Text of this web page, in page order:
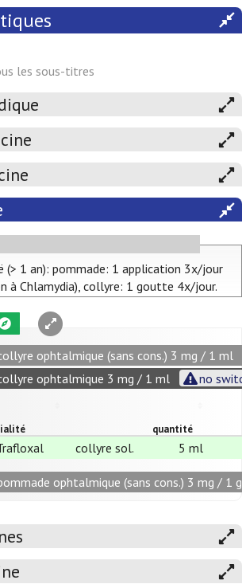
les sous-titres
(> 1 an): pommade: 1 application 3x/jour
à Chlamydia), collyre: 1 goutte 4x/jour.
ophtalmique (sans cons.) 3 mg / 1 ml
ophtalmique 3 mg / 1 ml
no
quantité
collyre sol. 5 ml
ophtalmique (sans cons.) 3 mg / 1 g